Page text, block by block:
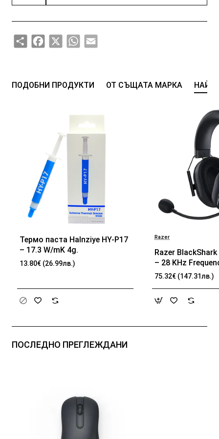
ShareFacebook
X WhatsApp
Email
ПОДОБНИ ПРОДУКТИ ОТ СЪЩАТА МАРКА НАЙ-
БЕСТСЕЛЪР
Термо паста Halnziye HY-P17
– 17.3 W/mK 4g.
13.80€ (26.99лв.)
Razer
Razer BlackShark
– 28 KHz
32 Ω (1 kHz)
TriForce Driver,
passive noise
100 Hz – 10 kHz
75.32€ (147.31лв.)
ПОСЛЕДНО ПРЕГЛЕЖДАНИ